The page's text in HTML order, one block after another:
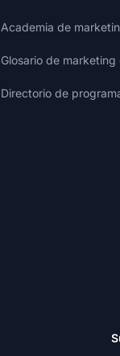
Academia de
Glosario de
Directorio de